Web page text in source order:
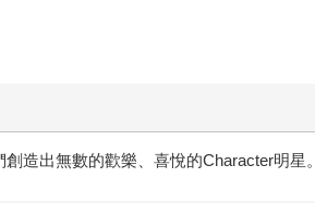
造出無數的歡樂、喜悅的Character明星。